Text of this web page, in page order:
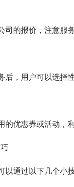
的报价，注意服
，用户可以选择
优惠券或活动，
通过以下几个小